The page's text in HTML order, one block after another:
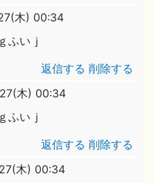
木) 00:34
ふいｊ
返信する 削除する
木) 00:34
ふいｊ
返信する 削除する
木) 00:34